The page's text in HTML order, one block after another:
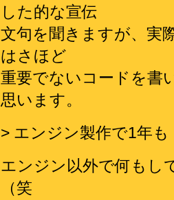
した的な宣伝
文句を聞きますが、実
はさほど
重要でないコードを書
思います。
> エンジン製作で1年も
エンジン以外で何もし
（笑